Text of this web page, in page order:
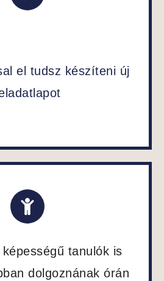
el tudsz készíteni új
tanulók is
dolgoznának órán